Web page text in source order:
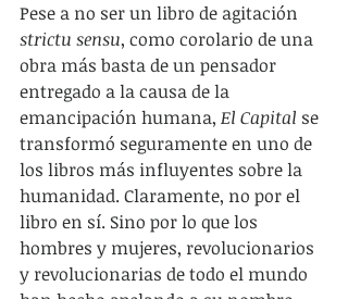
Pese a no ser un libro de agitación
strictu sensu, como corolario de una
obra más basta de un pensador
entregado a la causa de la
emancipación humana, El Capital se
transformó seguramente en uno de
los libros más influyentes sobre la
humanidad. Claramente, no por el
libro en sí. Sino por lo que los
hombres y mujeres, revolucionarios
y revolucionarias de todo el mundo